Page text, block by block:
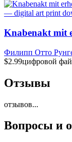
Knabenakt mit
Филипп Отто
$2.99цифровой
Отзывы
отзывов...
Вопросы и